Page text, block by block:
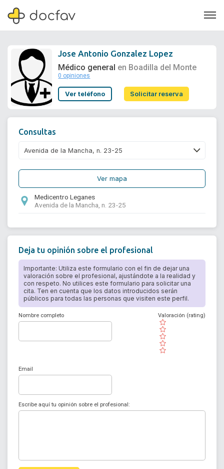
Soporte
Jose Antonio Gonzalez Lopez
Médico general en Boadilla del Monte
0 opiniones
Ver teléfono Solicitar reserva
Consultas
Ver mapa
Medicentro Leganes
Avenida de la Mancha, n. 23-25
Deja tu opinión sobre el profesional
Importante: Utiliza este formulario con el fin de dejar una
valoración sobre el profesional, ajustándote a la realidad y
con respeto. No utilices este formulario para solicitar una
cita. Ten en cuenta que los datos introducidos serán
públicos para todas las personas que visiten este perfil.
Nombre completo
( )
( )
( )
( )
( )
Valoración (rating)
Email
Escribe aquí tu opinión sobre el profesional: